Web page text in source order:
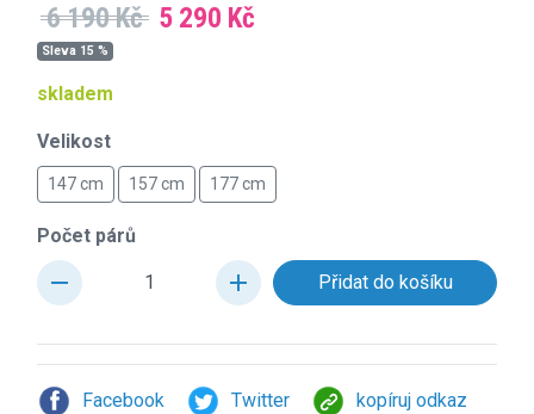
6 190 Kč 5 290 Kč
Sleva 15 %
skladem
Velikost
147 cm 157 cm 177 cm
Počet párů
remove add
Facebook Twitter kopíruj odkaz